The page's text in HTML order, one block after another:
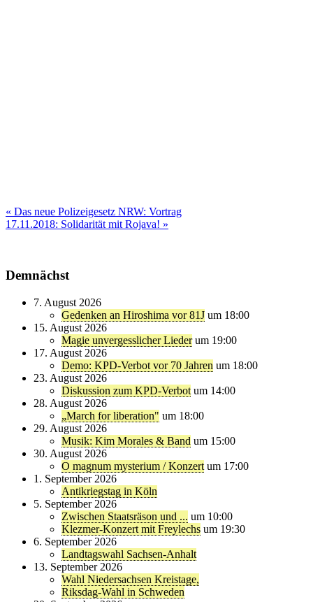
Beitragsnavigation
« Das neue Polizeigesetz NRW: Vortrag
17.11.2018: Solidarität mit Rojava! »
Demnächst
7. August 2026
Gedenken an Hiroshima vor 81J um 18:00
15. August 2026
Magie unvergesslicher Lieder um 19:00
17. August 2026
Demo: KPD-Verbot vor 70 Jahren um 18:00
23. August 2026
Diskussion zum KPD-Verbot um 14:00
28. August 2026
„March for liberation" um 18:00
29. August 2026
Musik: Kim Morales & Band um 15:00
30. August 2026
O magnum mysterium / Konzert um 17:00
1. September 2026
Antikriegstag in Köln
5. September 2026
Zwischen Staatsräson und ... um 10:00
Klezmer-Konzert mit Freylechs um 19:30
6. September 2026
Landtagswahl Sachsen-Anhalt
13. September 2026
Wahl Niedersachsen Kreistage,
Riksdag-Wahl in Schweden